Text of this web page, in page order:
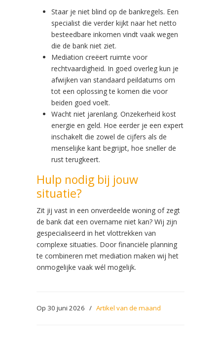
Staar je niet blind op de bankregels. Een
specialist die verder kijkt naar het netto
besteedbare inkomen vindt vaak wegen
die de bank niet ziet.
Mediation creëert ruimte voor
rechtvaardigheid. In goed overleg kun je
afwijken van standaard peildatums om
tot een oplossing te komen die voor
beiden goed voelt.
Wacht niet jarenlang. Onzekerheid kost
energie en geld. Hoe eerder je een expert
inschakelt die zowel de cijfers als de
menselijke kant begrijpt, hoe sneller de
rust terugkeert.
Hulp nodig bij jouw
situatie?
Zit jij vast in een onverdeelde woning of zegt
de bank dat een overname niet kan? Wij zijn
gespecialiseerd in het vlottrekken van
complexe situaties. Door financiële planning
te combineren met mediation maken wij het
onmogelijke vaak wél mogelijk.
Op 30 juni 2026 / Artikel van de maand